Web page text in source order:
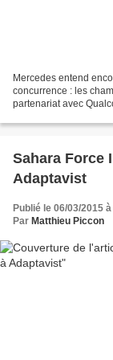
Mercedes entend
concurrence : les
partenariat avec
Sahara Force
Adaptavist
Publié le 06/03/2015
Par Matthieu Piccon